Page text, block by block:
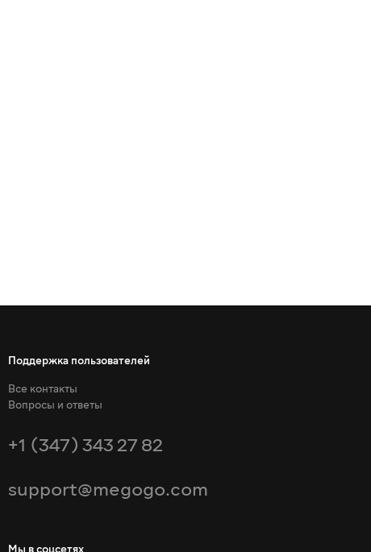
Поддержка пользователей
Все контакты
Вопросы и ответы
+1 (347) 343 27 82
support@megogo.com